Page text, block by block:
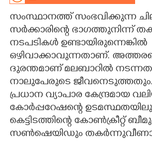
CARTOONS
LITERATURE
ZOOM
CONTACT US
സംസ്ഥാനത്ത് സംഭവിക്കുന്ന
സർക്കാരിന്റെ ഭാഗത്തുനിന്ന്
നടപടികൾ ഉണ്ടായിരുന്നെങ്കിൽ
ഒഴിവാക്കാവുന്നതാണ്.
ദുരന്തമാണ് മലബാറിൽ
നാലുപേരുടെ ജീവനെടുത്തതും.
പ്രധാന വ്യാപാര കേന്ദ്രമായ
കോർപ്പറേഷന്റെ
കെട്ടിടത്തിന്റെ കോൺക്രീറ്റ്
സൺഷെയിഡും